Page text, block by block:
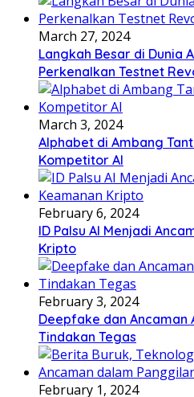
March 27, 2024
Langkah Besar di Dunia
Perkenalkan Testnet
March 3, 2024
Alphabet di Ambang
Kompetitor AI
February 6, 2024
ID Palsu AI Menjadi
Kripto
February 3, 2024
Deepfake dan Ancaman
Tindakan Tegas
February 1, 2024